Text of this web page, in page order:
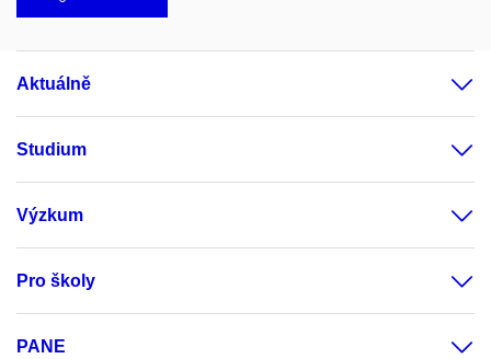
Aktuálně
Studium
Výzkum
Pro školy
PANE